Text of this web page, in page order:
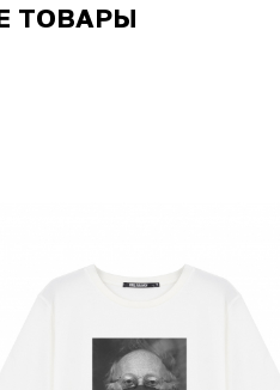
ТОВАРЫ